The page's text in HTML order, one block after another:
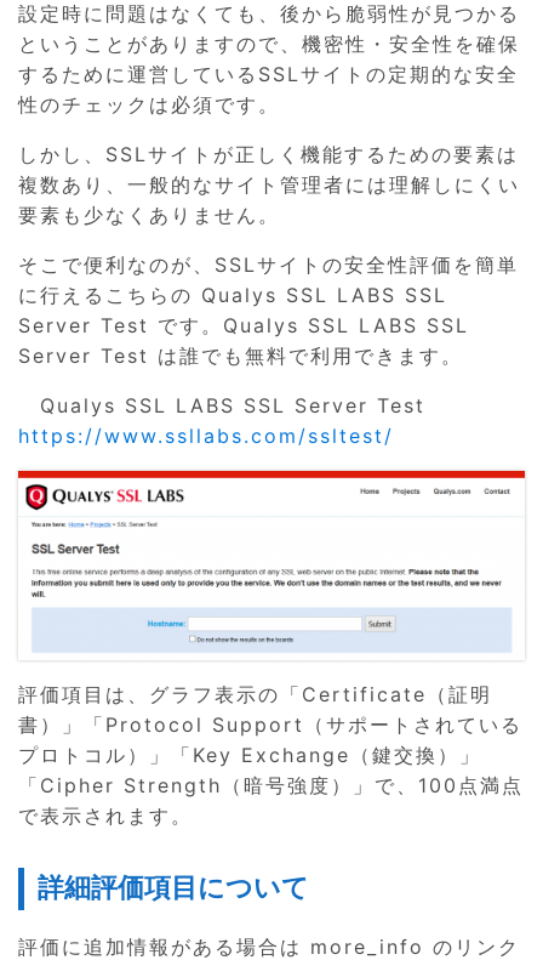
設定時に問題はなくても、後から脆弱性が見つかる
ということがありますので、機密性・安全性を確保
するために運営しているSSLサイトの定期的な安全
性のチェックは必須です。
しかし、SSLサイトが正しく機能するための要素は
複数あり、一般的なサイト管理者には理解しにくい
要素も少なくありません。
そこで便利なのが、SSLサイトの安全性評価を簡単
に行えるこちらの Qualys SSL LABS SSL
Server Test です。Qualys SSL LABS SSL
Server Test は誰でも無料で利用できます。
Qualys SSL LABS SSL Server Test
https://www.ssllabs.com/ssltest/
評価項目は、グラフ表示の「Certificate（証明
書）」「Protocol Support（サポートされている
プロトコル）」「Key Exchange（鍵交換）」
「Cipher Strength（暗号強度）」で、100点満点
で表示されます。
詳細評価項目について
評価に追加情報がある場合は more_info のリンク